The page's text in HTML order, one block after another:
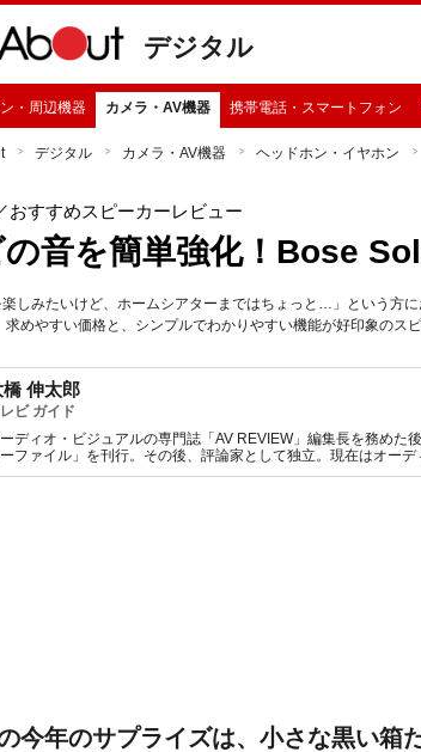
デジタル
・周辺機器 カメラ・AV機器 携帯電話・スマートフォン
デジタル カメラ・AV機器 ヘッドホン・イヤホン
おすすめスピーカーレビュー
の音を簡単強化！Bose
楽しみたいけど、ホームシアターまではちょっと…」という方
めやすい価格と、シンプルでわかりやすい機能が好印象のスピ
橋 伸太郎
ビ ガイド
ディオ・ビジュアルの専門誌「AV REVIEW」編集長を務めた
ファイル」を刊行。その後、評論家として独立。現在はオー
。講演や全国系新聞での執筆やテレビ出演なども多い。
今年のサプライズは、小さな黒い箱